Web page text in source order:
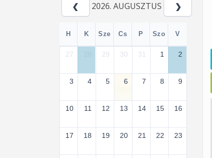
2026. AUGUSZTUS
H K Sze Cs P Szo V
27 29 30 31 1 2
3 4 5 6 7 8 9
10 11 12 13 14 15 16
17 18 19 20 21 22 23